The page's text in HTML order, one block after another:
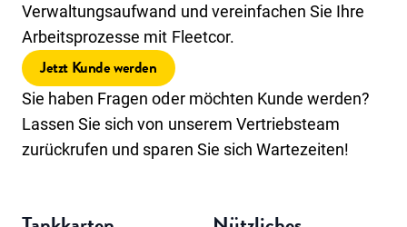
Verwaltungsaufwand und vereinfachen Sie Ihre
Arbeitsprozesse mit Fleetcor.
Jetzt Kunde werden
Sie haben Fragen oder möchten Kunde werden?
Lassen Sie sich von unserem Vertriebsteam
zurückrufen und sparen Sie sich Wartezeiten!